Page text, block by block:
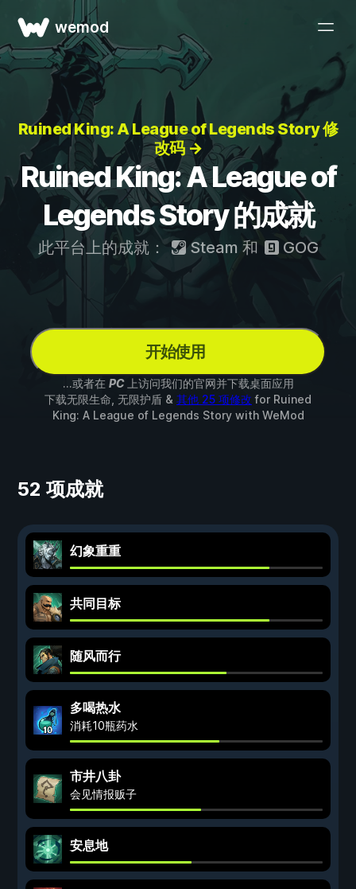
wemod
Ruined King: A League of Legends Story 修
改码 →
Ruined King: A League of
Legends Story 的成就
此平台上的成就： Steam 和 GOG
开始使用
...或者在 PC上访问我们的官网并下载桌面应用
下载无限生命, 无限护盾 & 其他 25 项修改 for Ruined
King: A League of Legends Storywith WeMod
52 项成就
幻象重重
共同目标
随风而行
多喝热水
消耗10瓶药水
市井八卦
会见情报贩子
安息地